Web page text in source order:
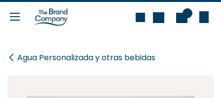
Ir al contenido
Agua Personalizada y otras bebidas